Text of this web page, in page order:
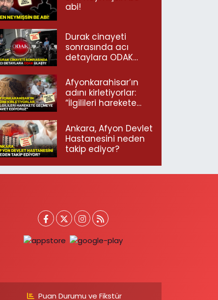
abi!
Durak cinayeti
sonrasında acı
detaylara ODAK
Afyonkarahisar’ın
adını kirletiyorlar:
“İlgilileri harekete
ediyoruz”
Ankara, Afyon Devlet
Hastanesini neden
takip ediyor?
Puan Durumu ve Fikstür